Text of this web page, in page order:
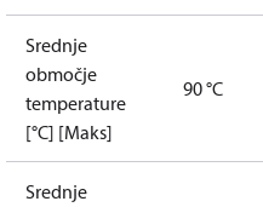
Srednje
območje
temperature
[°C] [Maks]
90 °C
Srednje